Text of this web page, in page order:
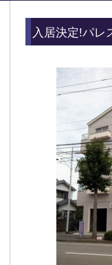
入居決定!パレ